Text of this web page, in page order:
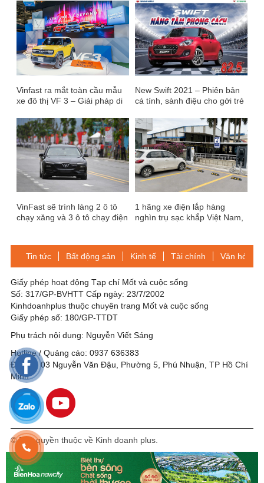
Vinfast ra mắt toàn cầu mẫu
xe đô thị VF 3 – Giải pháp di
người
New Swift 2021 – Phiên bản
cá tính, sành điệu cho gới trẻ
VinFast sẽ trình làng 2 ô tô
chạy xăng và 3 ô tô chạy điện
1 hãng xe điện lắp hàng
nghìn trụ sạc khắp Việt Nam,
Tin tức
Bất động sản Kinh tế Tài chính Văn hóa-
Giấy phép hoạt động Tạp chí Mốt và cuộc sống
Số: 317/GP-BVHTT Cấp ngày: 23/7/2002
Kinhdoanhplus thuộc chuyên trang Mốt và cuộc sống
Giấy phép số: 180/GP-TTDT
Phụ trách nội dung: Nguyễn Viết Sáng
Hotline / Quảng cáo: 0937 636383
Địa chỉ: 03 Nguyễn Văn Đậu, Phường 5, Phú Nhuận, TP Hồ Chí
Minh
© Bản quyền thuộc về Kinh doanh plus.